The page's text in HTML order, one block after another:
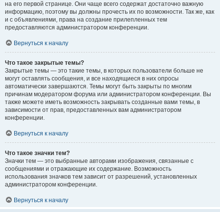
на его первой странице. Они чаще всего содержат достаточно важную
информацию, поэтому вы должны прочесть их по возможности. Так же, как
и с объявлениями, права на создание прилепленных тем
предоставляются администратором конференции.
Вернуться к началу
Что такое закрытые темы?
Закрытые темы — это такие темы, в которых пользователи больше не
могут оставлять сообщения, и все находящиеся в них опросы
автоматически завершаются. Темы могут быть закрыты по многим
причинам модератором форума или администратором конференции. Вы
также можете иметь возможность закрывать созданные вами темы, в
зависимости от прав, предоставленных вам администратором
конференции.
Вернуться к началу
Что такое значки тем?
Значки тем — это выбранные авторами изображения, связанные с
сообщениями и отражающие их содержание. Возможность
использования значков тем зависит от разрешений, установленных
администратором конференции.
Вернуться к началу